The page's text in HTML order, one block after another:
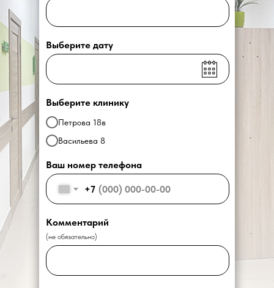
Выберите дату
Выберите клинику
Петрова 18в
Васильева 8
Ваш номер телефона
+7
Комментарий
(не обязательно)